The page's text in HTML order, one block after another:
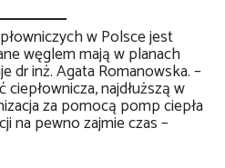
w Polsce jest
węglem mają w planach
dr inż. Agata Romanowska. –
najdłuższą w
za pomocą pomp ciepła
na pewno zajmie czas –